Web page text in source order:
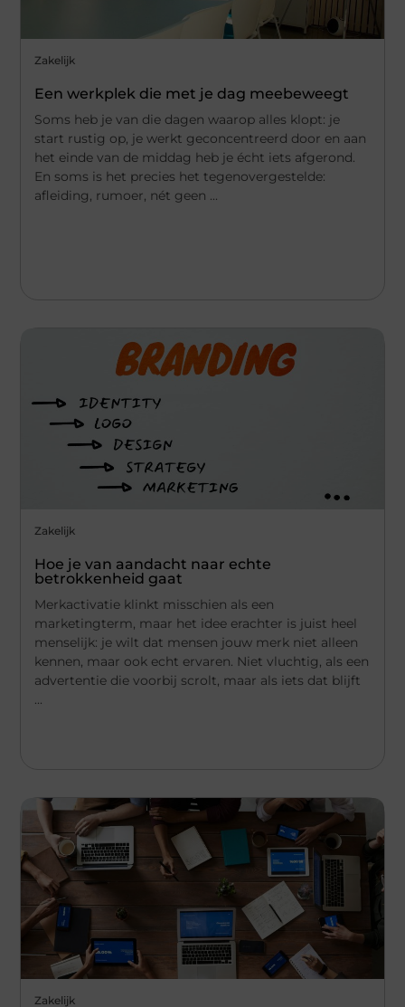
Zakelijk
Een werkplek die met je dag meebeweegt
Soms heb je van die dagen waarop alles klopt: je
start rustig op, je werkt geconcentreerd door en aan
het einde van de middag heb je écht iets afgerond.
En soms is het precies het tegenovergestelde:
afleiding, rumoer, nét geen ...
Zakelijk
Hoe je van aandacht naar echte
betrokkenheid gaat
Merkactivatie klinkt misschien als een
marketingterm, maar het idee erachter is juist heel
menselijk: je wilt dat mensen jouw merk niet alleen
kennen, maar ook echt ervaren. Niet vluchtig, als een
advertentie die voorbij scrolt, maar als iets dat blijft
Zakelijk